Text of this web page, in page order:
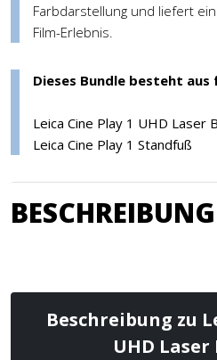
Farbdarstellung und liefert
Film-Erlebnis.
Dieses Bundle besteht
Leica Cine Play 1 UHD Laser
Leica Cine Play 1 Standfuß
BESCHREIBUNG
Beschreibung zu
UHD